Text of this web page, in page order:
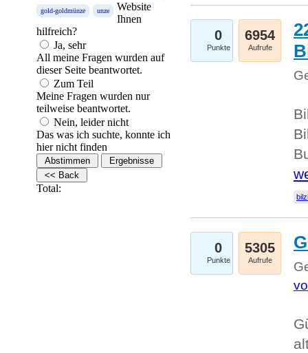
gold-goldmünze unze
Website
Ihnen
hilfreich?
Ja, sehr
All meine Fragen wurden auf
dieser Seite beantwortet.
Zum Teil
Meine Fragen wurden nur
teilweise beantwortet.
Nein, leider nicht
Das was ich suchte, konnte ich
hier nicht finden
Total:
0
Punkte
6954
Aufrufe
0
Punkte
5305
Aufrufe